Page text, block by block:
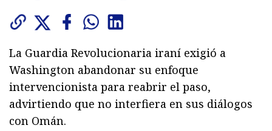
La Guardia Revolucionaria iraní exigió a
Washington abandonar su enfoque
intervencionista para reabrir el paso,
advirtiendo que no interfiera en sus diálogos
con Omán.